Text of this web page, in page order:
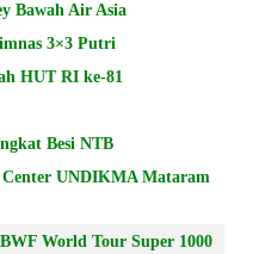
Bawah Air Asia
3×3 Putri
HUT RI ke-81
Besi NTB
UNDIKMA Mataram
World Tour Super 1000